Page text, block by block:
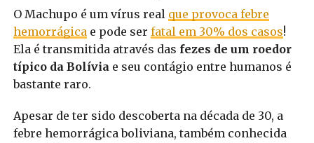
O Machupo é um vírus real que provoca febre
hemorrágicae pode ser fatal em 30% dos casos!
Ela é transmitida através das fezes de um roedor
típico da Bolíviae seu contágio entre humanos é
bastante raro.
Apesar de ter sido descoberta na década de 30, a
febre hemorrágica boliviana, também conhecida